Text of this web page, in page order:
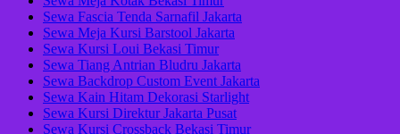
Sewa Fascia Tenda Sarnafil Jakarta
Sewa Meja Kursi Barstool Jakarta
Sewa Kursi Loui Bekasi Timur
Sewa Tiang Antrian Bludru Jakarta
Sewa Backdrop Custom Event Jakarta
Sewa Kain Hitam Dekorasi Starlight
Sewa Kursi Direktur Jakarta Pusat
Sewa Kursi Crossback Bekasi Timur